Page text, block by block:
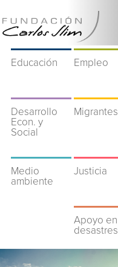
Educación Empleo
Desarrollo
Econ. y
Social
Migrantes
Medio
ambiente
Justicia
Apoyo en
desastres